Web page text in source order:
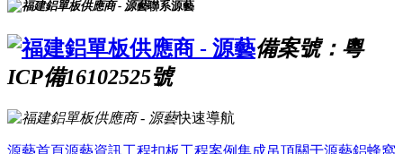
聯系源藝
備案號：粵
ICP備16102525號
快速導航
源藝首頁源藝資訊工程扣板工程案例集成吊頂關于源藝鋁蜂窩